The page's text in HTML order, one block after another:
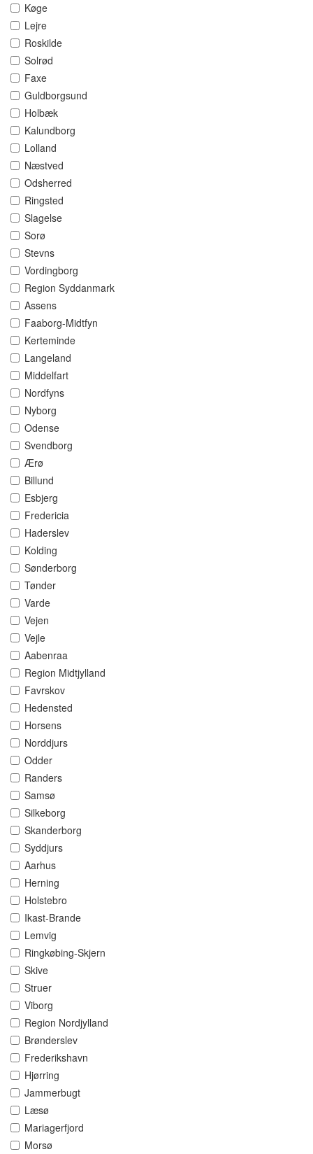
Køge
Lejre
Roskilde
Solrød
Faxe
Guldborgsund
Holbæk
Kalundborg
Lolland
Næstved
Odsherred
Ringsted
Slagelse
Sorø
Stevns
Vordingborg
Region Syddanmark
Assens
Faaborg-Midtfyn
Kerteminde
Langeland
Middelfart
Nordfyns
Nyborg
Odense
Svendborg
Ærø
Billund
Esbjerg
Fredericia
Haderslev
Kolding
Sønderborg
Tønder
Varde
Vejen
Vejle
Aabenraa
Region Midtjylland
Favrskov
Hedensted
Horsens
Norddjurs
Odder
Randers
Samsø
Silkeborg
Skanderborg
Syddjurs
Aarhus
Herning
Holstebro
Ikast-Brande
Lemvig
Ringkøbing-Skjern
Skive
Struer
Viborg
Region Nordjylland
Brønderslev
Frederikshavn
Hjørring
Jammerbugt
Læsø
Mariagerfjord
Morsø